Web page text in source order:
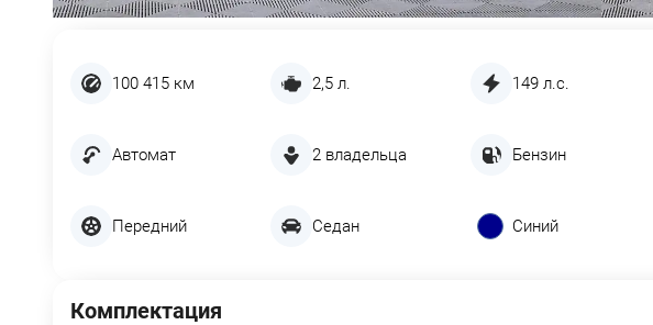
100 415 км 2,5 л. 149 л.с.
Автомат 2 владельца Бензин
Передний Седан Синий
Комплектация